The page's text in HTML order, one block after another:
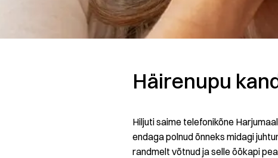
Häirenupu
Hiljuti saime telefonikõne
endaga polnud õnneks midagi
randmelt võtnud ja selle öökapi